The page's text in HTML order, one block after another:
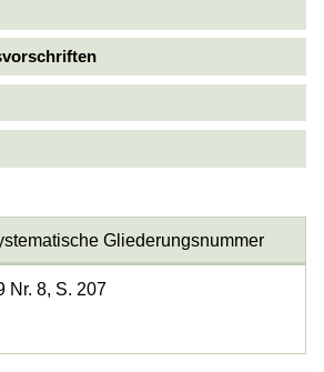
Gliederungsnummer
Nr. 8, S. 207